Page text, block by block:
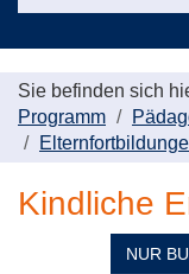
Sie befinden sich
Programm
Kindliche
NUR